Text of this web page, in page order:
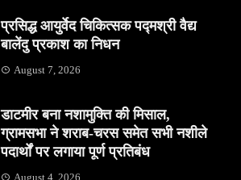
प्रसिद्ध आयुर्वेद चिकित्सक पद्मश्री वैद्य
बालेंदु प्रकाश का निधन
August 7, 2026
डाटमीर बना नशामुक्ति की मिसाल,
ग्रामसभा ने शराब-चरस समेत सभी नशीले
पदार्थों पर लगाया पूर्ण प्रतिबंध
August 4, 2026